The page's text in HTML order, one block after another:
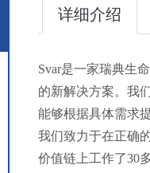
详细介绍
Svar是一家瑞典生
的新解决方案。我
能够根据具体需求
我们致力于在正确
价值链上工作了30多